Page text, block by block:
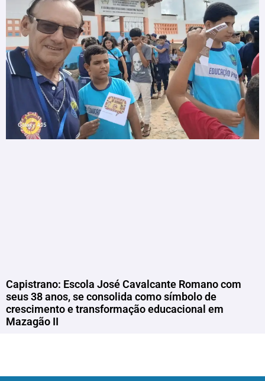
Capistrano: Escola José Cavalcante Romano com
seus 38 anos, se consolida como símbolo de
crescimento e transformação educacional em
Mazagão II